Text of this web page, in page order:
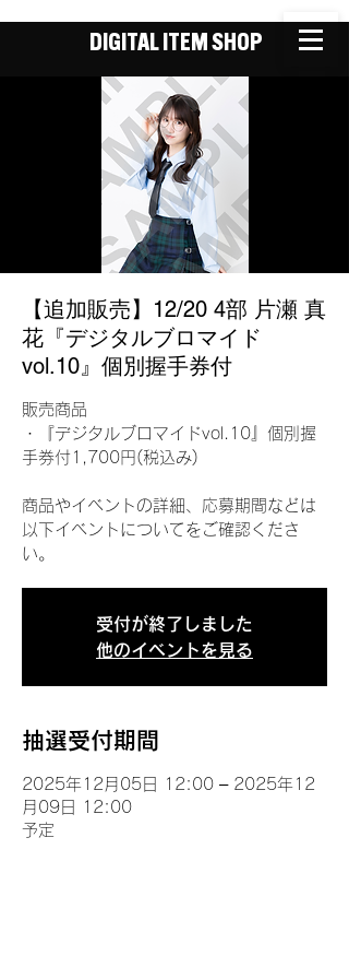
DIGITAL ITEM SHOP
【追加販売】12/20 4部 片瀬 真
花『デジタルブロマイド
vol.10』個別握手券付
販売商品
・『デジタルブロマイドvol.10』個別握
手券付1,700円(税込み)
商品やイベントの詳細、応募期間などは
以下イベントについてをご確認くださ
い。
受付が終了しました
他のイベントを見る
抽選受付期間
2025年12月05日 12:00 – 2025年12
月09日 12:00
予定